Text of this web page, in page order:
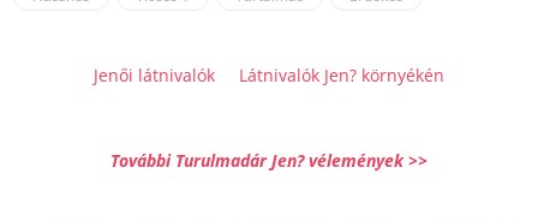
Jenői látnivalók Látnivalók Jen? környékén
További Turulmadár Jen? vélemények >>